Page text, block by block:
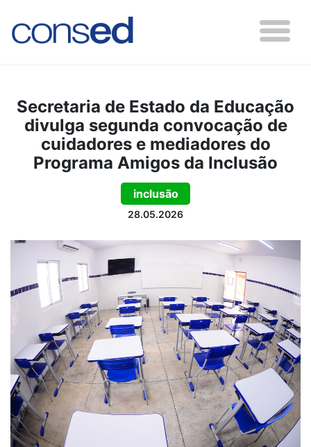
Secretaria de Estado da Educação
divulga segunda convocação de
cuidadores e mediadores do
Programa Amigos da Inclusão
inclusão
28.05.2026